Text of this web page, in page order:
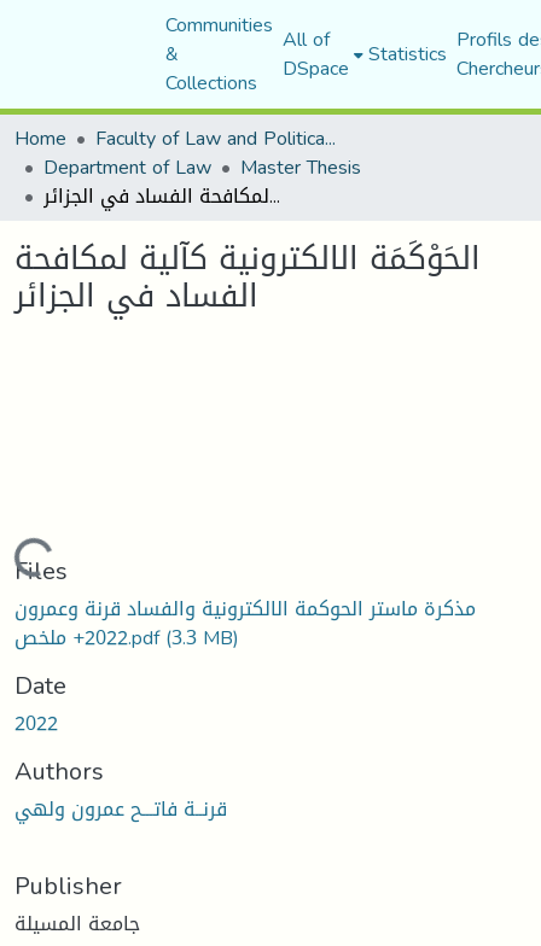
Communities
&
Collections
All of
DSpace Statistics Profils
Home
Faculty of Law and Political Science
Department of Law Master Thesis
الحَوْكَمَة الالكترونية كآلية لمكافحة الفساد في الجزائر
الحَوْكَمَة الالكترونية كآلية لمكافحة
الفساد في الجزائر
Loading...
Files
مذكرة ماستر الحوكمة الالكترونية والفساد قرنة وعمرون
2022+ ملخص.pdf(3.3 MB)
Date
2022
Authors
قرنــة فاتـــح عمرون ولهي
Publisher
جامعة المسيلة